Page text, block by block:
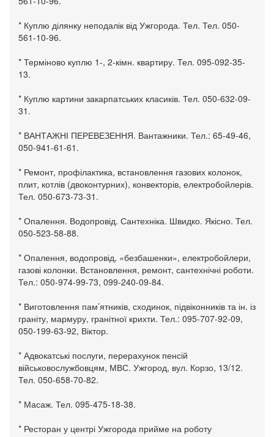
* Куплю ділянку неподалік від Ужгорода. Тел. Тел. 050-
561-10-96.
* Терміново куплю 1-, 2-кімн. квартиру. Тел. 095-092-35-
13.
* Куплю картини закарпатських класиків. Тел. 050-632-09-
31.
* ВАНТАЖНІ ПЕРЕВЕЗЕННЯ. Вантажники. Тел.: 65-49-46,
050-941-61-61.
* Ремонт, профілактика, встановлення газових колонок,
плит, котлів (двоконтурних), конвекторів, електробойлерів.
Тел. 050-673-73-31.
* Опалення. Водопровід. Сантехніка. Швидко. Якісно. Тел.
050-523-58-88.
* Опалення, водопровід, «безбашенки», електробойлери,
газові колонки. Встановлення, ремонт, сантехнічні роботи.
Тел.: 050-974-99-73, 099-240-09-84.
* Виготовлення пам’ятників, сходинок, підвіконників та ін. із
граніту, мармуру, гранітної крихти. Тел.: 095-707-92-09,
050-199-63-92, Віктор.
* Адвокатські послуги, перерахунок пенсій
військовослужбовцям, МВС. Ужгород, вул. Корзо, 13/12.
Тел. 050-658-70-82.
* Масаж. Тел. 095-475-18-38.
* Ресторан у центрі Ужгорода прийме на роботу